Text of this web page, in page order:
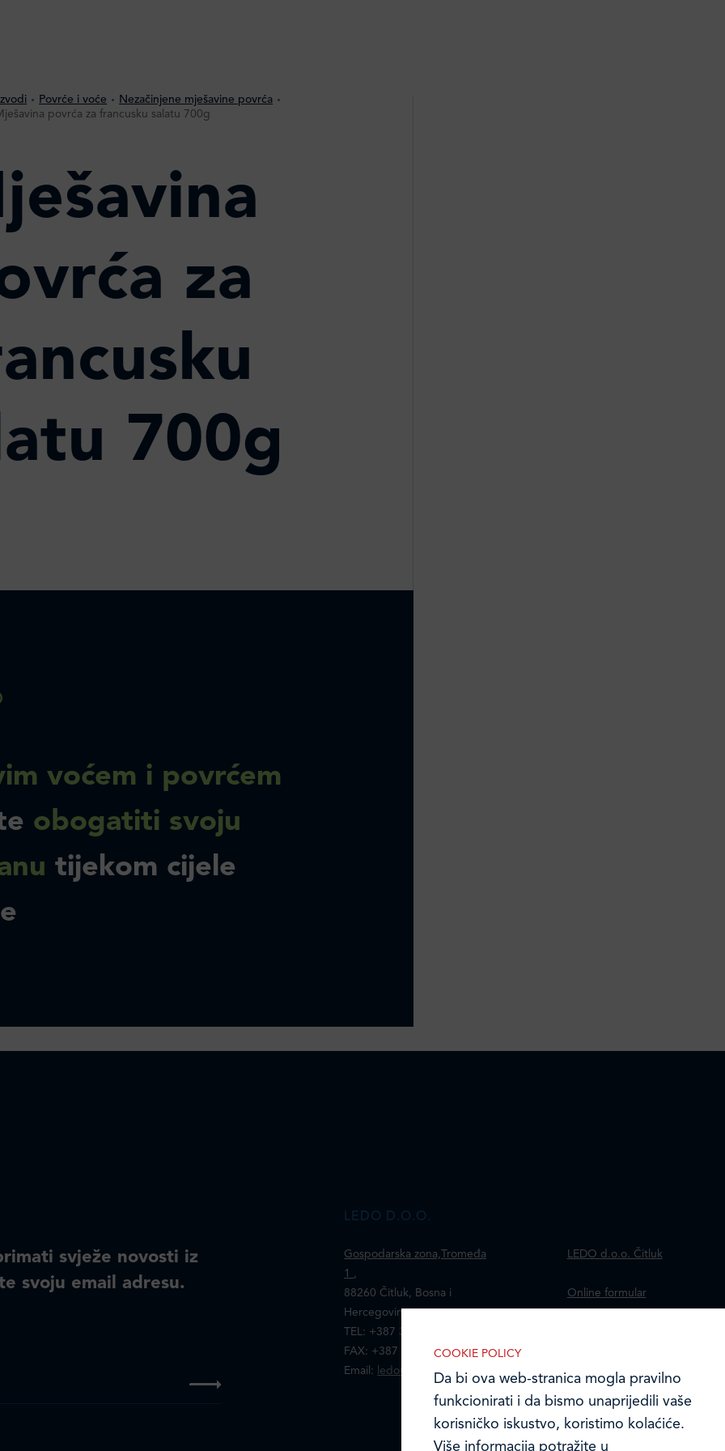
Povrće i voće
Nezačinjene mješavine povrća
povrća za francusku salatu 700g
za
700g
voćem i povrćem
obogatiti svoju
tijekom cijele
svježe novosti iz
svoju email adresu.
LEDO D.O.O.
Gospodarska zona,Tromeđa
1 ,
88260 Čitluk, Bosna i
Hercegovina
TEL: +387 36 653 120
FAX: +387 36 650 210
Email:
ledo@ledo.ba
LEDO d.o.o. Čitluk
Online formular
podataka
Kodeks poslovnih načela
COOKIE POLICY
Da bi ova web-stranica mogla pravilno
funkcionirati i da bismo unaprijedili vaše
korisničko iskustvo, koristimo kolaćiće.
Više informacija potražite u